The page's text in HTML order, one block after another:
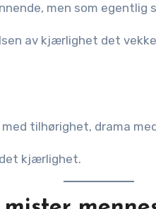
men som egentlig
av kjærlighet det
med tilhørighet, drama
det kjærlighet.